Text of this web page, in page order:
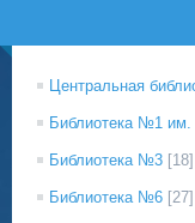
Центральная
Библиотека №1
Библиотека №3 [18]
Библиотека №6 [27]